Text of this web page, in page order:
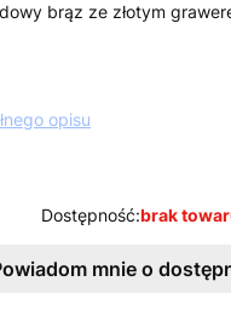
brąz ze złotym
opisu
Dostępność:brak
mnie o